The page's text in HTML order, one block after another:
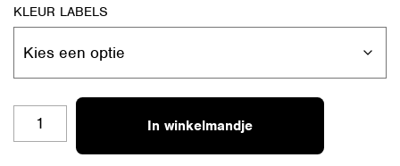
KLEUR LABELS
PAKKET
In winkelmandje